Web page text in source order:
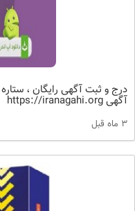
درج و ثبت آگهی رایگان ، ستاره
آگهی https://iranagahi.org
3 ماه قبل